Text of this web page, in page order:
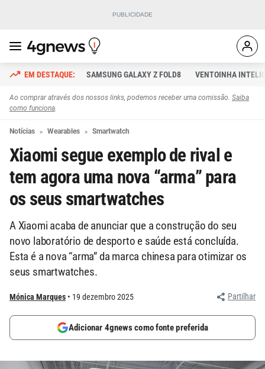
SAMSUNG GALAXY Z FOLD8 VENTOINHA
Ao comprar através dos nossos links, podemos receber uma comissão. Saiba
como funciona.
Notícias Wearables Smartwatch
Xiaomi segue exemplo de rival e
tem agora uma nova “arma” para
os seus smartwatches
A Xiaomi acaba de anunciar que a construção do seu
novo laboratório de desporto e saúde está concluída.
Esta é a nova “arma” da marca chinesa para otimizar os
seus smartwatches.
Mónica Marques 19 dezembro 2025 Partilhar
Adicionar 4gnews como fonte preferida